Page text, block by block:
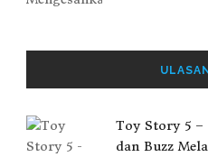
Toy Story 5 –
dan Buzz